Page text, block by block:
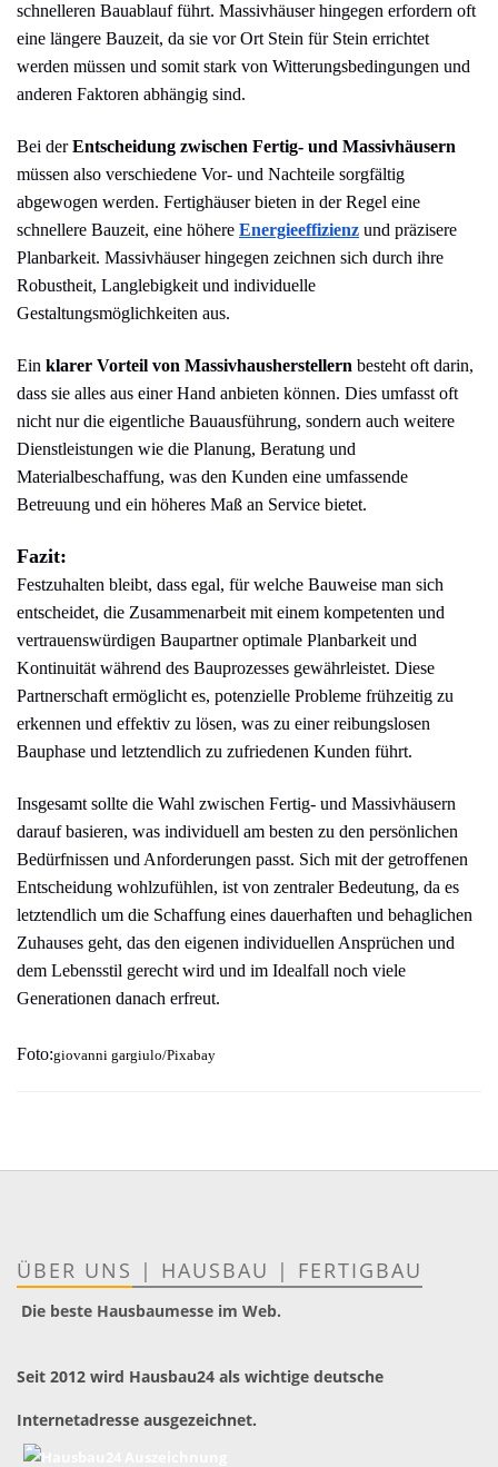
schnelleren Bauablauf führt. Massivhäuser hingegen erfordern oft
eine längere Bauzeit, da sie vor Ort Stein für Stein errichtet
werden müssen und somit stark von Witterungsbedingungen und
anderen Faktoren abhängig sind.
Bei derEntscheidung zwischen Fertig- und Massivhäusern
müssen also verschiedene Vor- und Nachteile sorgfältig
abgewogen werden. Fertighäuser bieten in der Regel eine
schnellere Bauzeit, eine höhere Energieeffizienz und präzisere
Planbarkeit. Massivhäuser hingegen zeichnen sich durch ihre
Robustheit, Langlebigkeit und individuelle
Gestaltungsmöglichkeiten aus.
Ein klarer Vorteil von Massivhausherstellern besteht oft darin,
dass sie alles aus einer Hand anbieten können. Dies umfasst oft
nicht nur die eigentliche Bauausführung, sondern auch weitere
Dienstleistungen wie die Planung, Beratung und
Materialbeschaffung, was den Kunden eine umfassende
Betreuung und ein höheres Maß an Service bietet.
Fazit:
Festzuhalten bleibt, dass egal, für welche Bauweise man sich
entscheidet, die Zusammenarbeit mit einem kompetenten und
vertrauenswürdigen Baupartner optimale Planbarkeit und
Kontinuität während des Bauprozesses gewährleistet. Diese
Partnerschaft ermöglicht es, potenzielle Probleme frühzeitig zu
erkennen und effektiv zu lösen, was zu einer reibungslosen
Bauphase und letztendlich zu zufriedenen Kunden führt.
Insgesamt sollte die Wahl zwischen Fertig- und Massivhäusern
darauf basieren, was individuell am besten zu den persönlichen
Bedürfnissen und Anforderungen passt. Sich mit der getroffenen
Entscheidung wohlzufühlen, ist von zentraler Bedeutung, da es
letztendlich um die Schaffung eines dauerhaften und behaglichen
Zuhauses geht, das den eigenen individuellen Ansprüchen und
dem Lebensstil gerecht wird und im Idealfall noch viele
Generationen danach erfreut.
Foto:giovanni gargiulo/Pixabay
ÜBER UNS | HAUSBAU | FERTIGBAU
Die beste Hausbaumesse im Web.
Seit 2012 wird Hausbau24 als wichtige deutsche
Internetadresse ausgezeichnet.